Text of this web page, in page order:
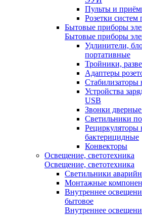
Пульты и
Розетки систем
Бытовые приборы
Бытовые приборы
Удлинители,
портативные
Тройники,
Адаптеры
Стабилизаторы
Устройства
USB
Звонки
Светильники
Рециркуляторы
бактерицидные
Конвекторы
Освещение, светотехника
Освещение, светотехника
Светильники
Монтажные
Внутреннее
бытовое
Внутреннее